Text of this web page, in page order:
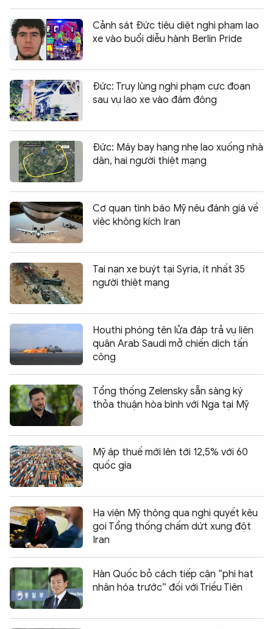
Cảnh sát Đức tiêu diệt nghi phạm lao
xe vào buổi diễu hành Berlin Pride
Đức: Truy lùng nghi phạm cực đoan
sau vụ lao xe vào đám đông
Đức: Máy bay hạng nhẹ lao xuống nhà
dân, hai người thiệt mạng
Cơ quan tình báo Mỹ nêu đánh giá về
việc không kích Iran
Tai nạn xe buýt tại Syria, ít nhất 35
người thiệt mạng
Houthi phóng tên lửa đáp trả vụ liên
quân Arab Saudi mở chiến dịch tấn
công
Tổng thống Zelensky sẵn sàng ký
thỏa thuận hòa bình với Nga tại Mỹ
Mỹ áp thuế mới lên tới 12,5% với 60
quốc gia
Hạ viện Mỹ thông qua nghị quyết kêu
gọi Tổng thống chấm dứt xung đột
Iran
Hàn Quốc bỏ cách tiếp cận “phi hạt
nhân hóa trước” đối với Triều Tiên